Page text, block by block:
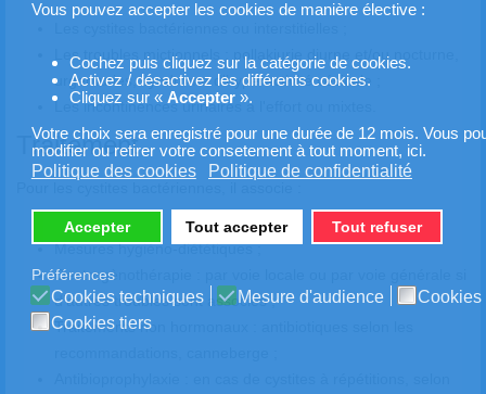
Vous pouvez accepter les cookies de manière élective :
Cochez puis cliquez sur la catégorie de cookies.
Activez / désactivez les différents cookies.
Cliquez sur « Accepter».
Votre choix sera enregistré pour une durée de 12 mois. Vous
modifier ou retirer votre consetement à tout moment, ici.
Politique des cookies Politique de confidentialité
Accepter Tout accepter Tout refuser
Préférences
Cookies techniques Mesure d'audience
Cookies
Cookies tiers
Les troubles mictionnels : pollakiurie diurne et/ou nocturne,
urgenturies, syndrome d'hyperactivité vésicale ;
Les incontinences urinaires à l'effort ou mixtes.
Traitement
Mesures hygiéno-diététiques ;
Oestrogènothérapie : par voie locale ou par voie générale si
d'autres troubles sont associés ;
Traitements non hormonaux : antibiotiques selon les